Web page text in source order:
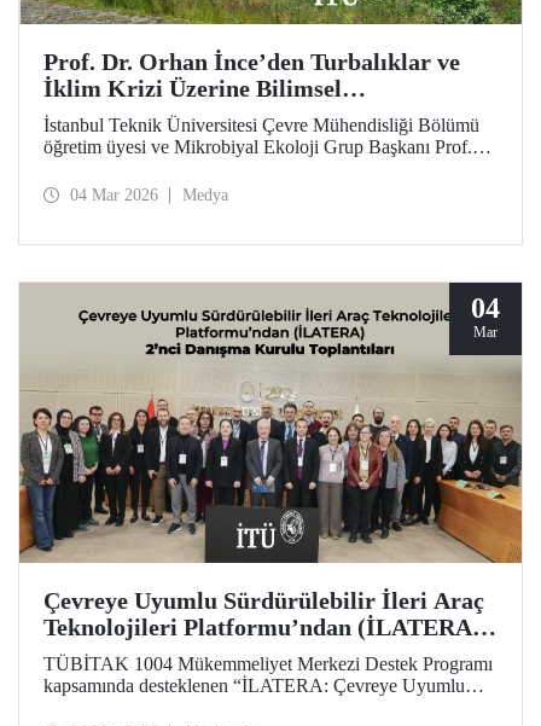
Prof. Dr. Orhan İnce’den Turbalıklar ve
İklim Krizi Üzerine Bilimsel
Değerlendirme
İstanbul Teknik Üniversitesi Çevre Mühendisliği Bölümü
öğretim üyesi ve Mikrobiyal Ekoloji Grup Başkanı Prof.
sürdürülebilirlik odaklı yayımlar yapan platformu “Yeşil
04 Mar 2026 Medya
04
Mar
Çevreye Uyumlu Sürdürülebilir İleri Araç
Teknolojileri Platformu’ndan (İLATERA)
2’nci Danışma Kurulu Toplantıları
TÜBİTAK 1004 Mükemmeliyet Merkezi Destek Programı
kapsamında desteklenen “İLATERA: Çevreye Uyumlu